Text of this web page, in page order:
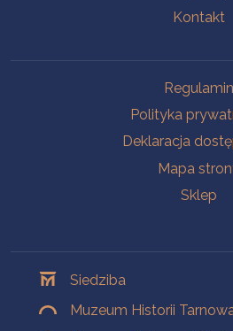
Kontakt
Regulamin
Polityka
Deklaracja
Mapa
Sklep
Siedziba
Muzeum Historii